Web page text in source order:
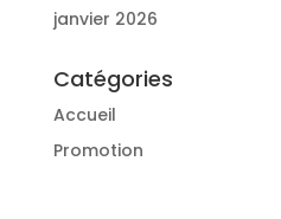
janvier 2026
Catégories
Accueil
Promotion